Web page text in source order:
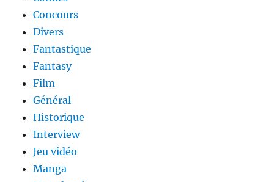
Concours
Divers
Fantastique
Fantasy
Film
Général
Historique
Interview
Jeu vidéo
Manga